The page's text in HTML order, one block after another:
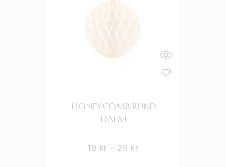
HONEYCOMB RUND
HALM
19 kr – 29 kr